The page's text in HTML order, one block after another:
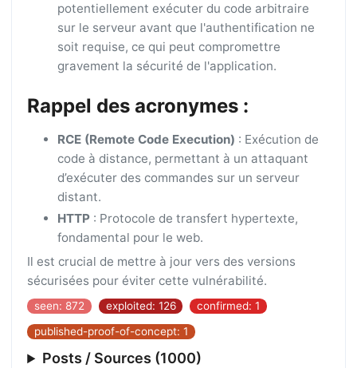
potentiellement exécuter du code arbitraire
sur le serveur avant que l'authentification ne
soit requise, ce qui peut compromettre
gravement la sécurité de l'application.
Rappel des acronymes :
RCE (Remote Code Execution) : Exécution de
code à distance, permettant à un attaquant
d’exécuter des commandes sur un serveur
distant.
HTTP: Protocole de transfert hypertexte,
fondamental pour le web.
Il est crucial de mettre à jour vers des versions
sécurisées pour éviter cette vulnérabilité.
seen: 872 exploited: 126
confirmed: 1
published-proof-of-concept: 1
Posts / Sources (1000)